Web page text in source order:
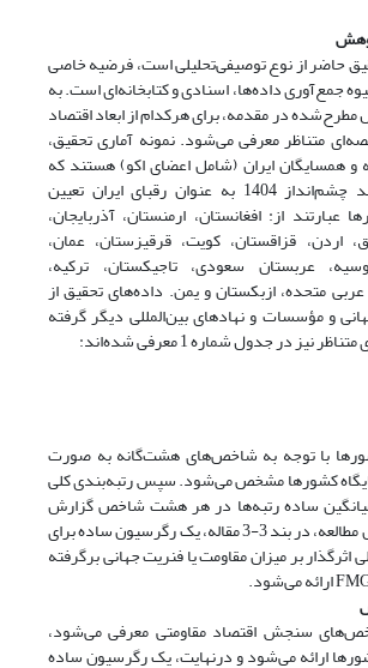
حاضر از نوع توصیفی‌تحلیلی است، فرضیه خاصی
جمع‌آوری داده‌ها، اسنادی و کتابخانه‌ای است. به
در مقدمه، برای هرکدام از ابعاد اقتصاد
متناظر معرفی می‌شود. نمونه آماری تحقیق،
و همسایگان ایران (شامل اعضای اکو) هستند که
اغلب آن‌ها در سند چشم‌انداز 1404 به عنوان رقبای ایران تعیین
عبارتند از: افغانستان، ارمنستان، آذربایجان،
اردن، قزاقستان، کویت، قرقیزستان، عمان،
عربستان سعودی، تاجیکستان، ترکیه،
عربی متحده، ازبکستان و یمن. داده‌های تحقیق از
و مؤسسات و نهادهای بین‌المللی دیگر گرفته
در جدول شماره 1 معرفی شده‌اند:
با توجه به شاخص‌های هشت‌گانه به صورت
کشورها مشخص می‌شود. سپس رتبه‌بندی کلی
ساده رتبه‌ها در هر هشت شاخص گزارش
می‌شود. برای تکمیل مطالعه، در بند 3-3 مقاله، یک رگرسیون ساده برای
اثرگذار بر میزان مقاومت یا فنریت جهانی برگرفته
سنجش اقتصاد مقاومتی معرفی می‌شود،
ارائه می‌شود و درنهایت، یک رگرسیون ساده